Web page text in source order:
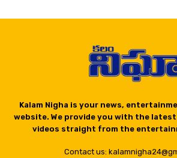
Kalam Nigha is your news,
website. We provide you with the
videos straight from the
Contact us: